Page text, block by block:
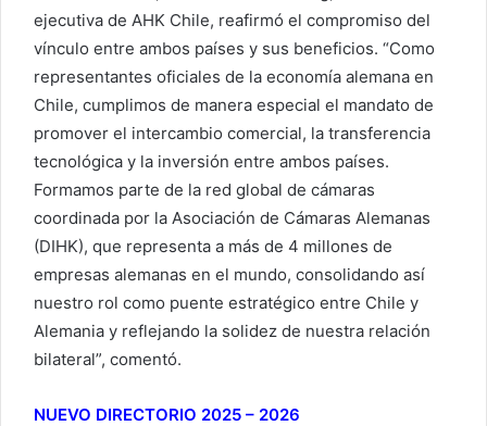
ejecutiva de AHK Chile, reafirmó el compromiso del
vínculo entre ambos países y sus beneficios. “Como
representantes oficiales de la economía alemana en
Chile, cumplimos de manera especial el mandato de
promover el intercambio comercial, la transferencia
tecnológica y la inversión entre ambos países.
Formamos parte de la red global de cámaras
coordinada por la Asociación de Cámaras Alemanas
(DIHK), que representa a más de 4 millones de
empresas alemanas en el mundo, consolidando así
nuestro rol como puente estratégico entre Chile y
Alemania y reflejando la solidez de nuestra relación
bilateral”, comentó.
NUEVO DIRECTORIO 2025 – 2026